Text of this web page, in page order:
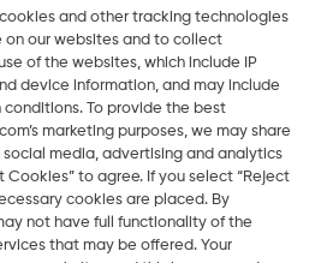
and other tracking technologies
on our websites and to collect
of the websites, which include IP
device information, and may include
conditions. To provide the best
marketing purposes, we may share
media, advertising and analytics
Cookies” to agree. If you select “Reject
cookies are placed. By
not have full functionality of the
that may be offered. Your